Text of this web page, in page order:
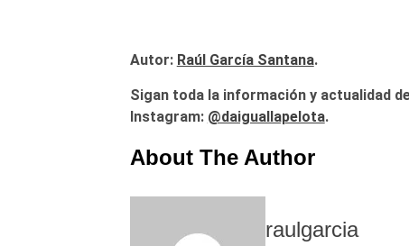
Autor: Raúl García Santana.
Sigan toda la información y actualidad
Instagram: @daiguallapelota.
About The Author
raulgarcia